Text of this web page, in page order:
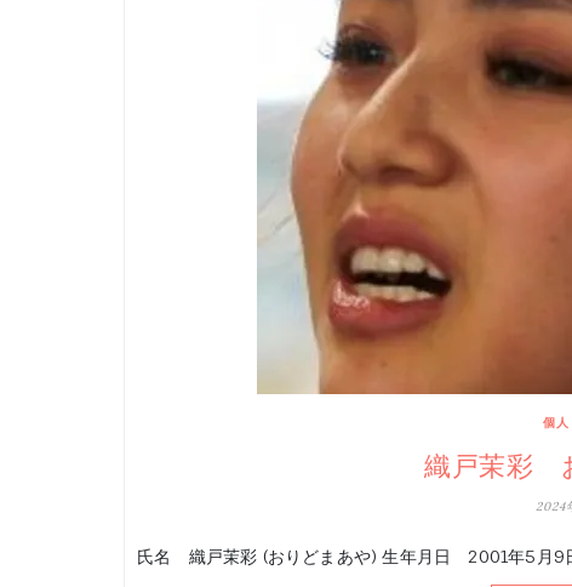
個人
織戸茉彩
2024
氏名 織戸茉彩 (おりどまあや) 生年月日 2001年5月